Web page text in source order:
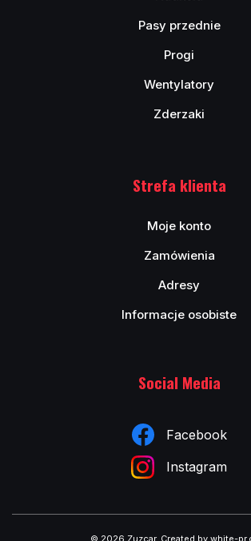
Pasy przednie
Progi
Wentylatory
Zderzaki
Strefa klienta
Moje konto
Zamówienia
Adresy
Informacje osobiste
Social Media
Facebook
Instagram
© 2026 Zuzcar. Created by white-